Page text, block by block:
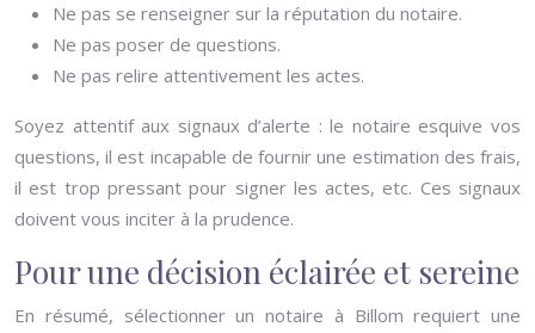
Ne pas se renseigner sur la réputation du notaire.
Ne pas poser de questions.
Ne pas relire attentivement les actes.
Soyez attentif aux signaux d’alerte : le notaire esquive vos
questions, il est incapable de fournir une estimation des frais,
il est trop pressant pour signer les actes, etc. Ces signaux
doivent vous inciter à la prudence.
Pour une décision éclairée et sereine
En résumé, sélectionner un notaire à Billom requiert une